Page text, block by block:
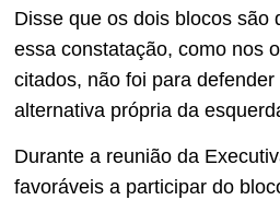
Disse que os dois blocos são
essa constatação, como nos
citados, não foi para defender
alternativa própria da
Durante a reunião da
favoráveis a participar do